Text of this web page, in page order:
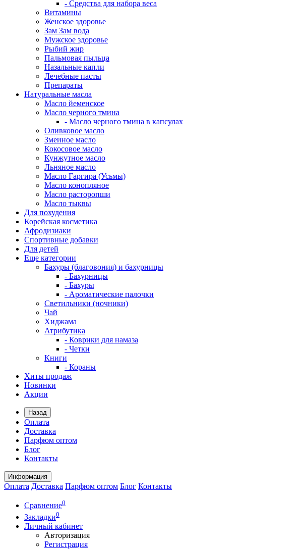
- Средства для набора веса
Витамины
Женское здоровье
Зам Зам вода
Мужское здоровье
Рыбий жир
Пальмовая пыльца
Назальные капли
Лечебные пасты
Препараты
Натуральные масла
Масло йеменское
Масло черного тмина
- Масло черного тмина в капсулах
Оливковое масло
Змеиное масло
Кокосовое масло
Кунжутное масло
Льняное масло
Масло Гаргира (Усьмы)
Масло конопляное
Масло расторопши
Масло тыквы
Для похудения
Корейская косметика
Афродизиаки
Спортивные добавки
Для детей
Еще категории
Бахуры (благовония) и бахурницы
- Бахурницы
- Бахуры
- Ароматические палочки
Светильники (ночники)
Чай
Хиджама
Атрибутика
- Коврики для намаза
- Четки
Книги
- Кораны
Хиты продаж
Новинки
Акции
Назад
Оплата
Доставка
Парфюм оптом
Блог
Контакты
Информация
Оплата Доставка Парфюм оптом Блог Контакты
Сравнение0
Закладки0
Личный кабинет
Авторизация
Регистрация